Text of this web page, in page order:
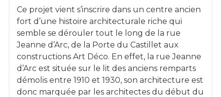
Ce projet vient s’inscrire dans un centre ancien
fort d’une histoire architecturale riche qui
semble se dérouler tout le long de la rue
Jeanne d’Arc, de la Porte du Castillet aux
constructions Art Déco. En effet, la rue Jeanne
d’Arc est située sur le lit des anciens remparts
démolis entre 1910 et 1930, son architecture est
donc marquée par les architectes du début du